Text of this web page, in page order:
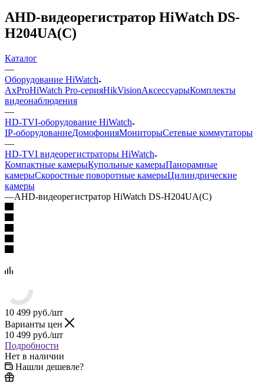
AHD-видеорегистратор HiWatch DS-
H204UA(C)
Каталог
—
Оборудование HiWatch
AxProHiWatch Pro-серияHikVisionАксессуарыКомплекты
видеонаблюдения
—
HD-TVI-оборудование HiWatch
IP-оборудованиеДомофонияМониторыСетевые коммутаторы
—
HD-TVI видеорегистраторы HiWatch
Компактные камерыКупольные камерыПанорамные
камерыСкоростные поворотные камерыЦилиндрические
камеры
—AHD-видеорегистратор HiWatch DS-H204UA(C)
10 499 руб./шт
Варианты цен
10 499 руб./шт
Подробности
Нет в наличии
Нашли дешевле?